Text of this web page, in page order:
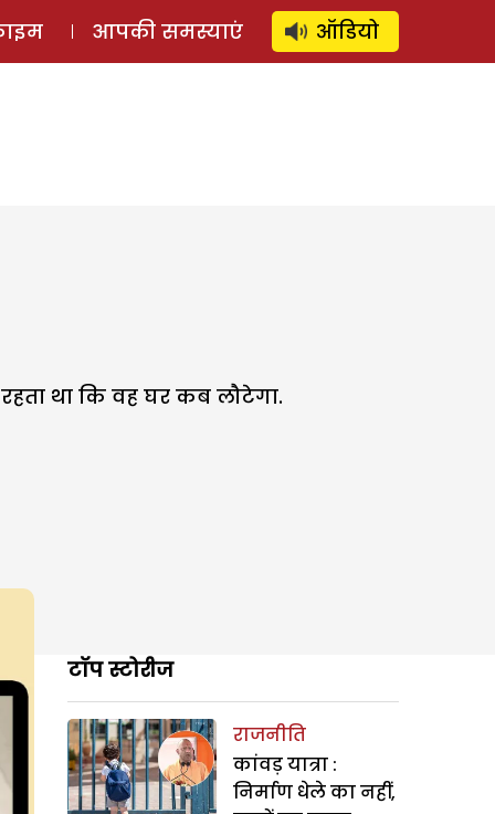
लॉग इन ⚲ SUBSCRIBE
आपकी समस्याएं ऑडियो
था कि वह घर कब लौटेगा.
टॉप स्टोरीज
राजनीति
कांवड़ यात्रा :
निर्माण धेले का नहीं,